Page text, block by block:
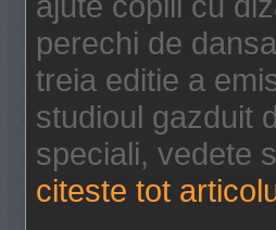
perechi de
treia editie a
studioul gazduit
speciali, vedete
citeste tot